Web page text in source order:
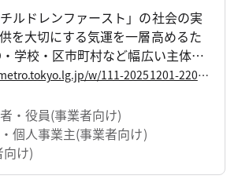
ルドレンファースト」の社会の実
を大切にする気運を一層高めるた
学校・区市町村など幅広い主体と
民が一体となって「こどもスマイ
を推進しています。 その取組の一
笑顔を育む先進的な取組を行う、
ーブメント参画企業・団体を「こ
ブメント大賞」として表彰してい
https://www.my.metro.tokyo.lg.jp/w/111-20251201-220918174
・役員(事業者向け)
個人事業主(事業者向け)
け)